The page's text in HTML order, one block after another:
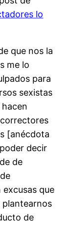
lo
que nos la
me lo
para
sexistas
[anécdota
decir
de
que
plantearnos
de